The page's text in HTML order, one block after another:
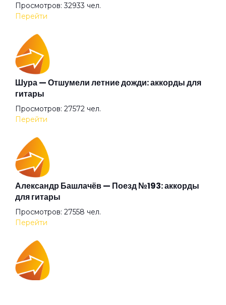
Баргузин
Барышня
Беги (2008)
Беги
Бежали прочь
Безумные выси
Белая
Белый друг
Просмотров: 32933 чел.
Перейти
Шура — Отшумели летние дожди: аккорды для
гитары
Просмотров: 27572 чел.
Перейти
Александр Башлачёв — Поезд №193: аккорды
для гитары
Просмотров: 27558 чел.
Перейти